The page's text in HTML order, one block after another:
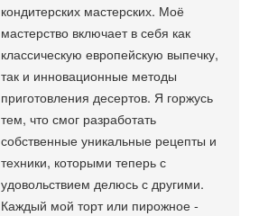
кондитерских мастерских. Моё
мастерство включает в себя как
классическую европейскую выпечку,
так и инновационные методы
приготовления десертов. Я горжусь
тем, что смог разработать
собственные уникальные рецепты и
техники, которыми теперь с
удовольствием делюсь с другими.
Каждый мой торт или пирожное -